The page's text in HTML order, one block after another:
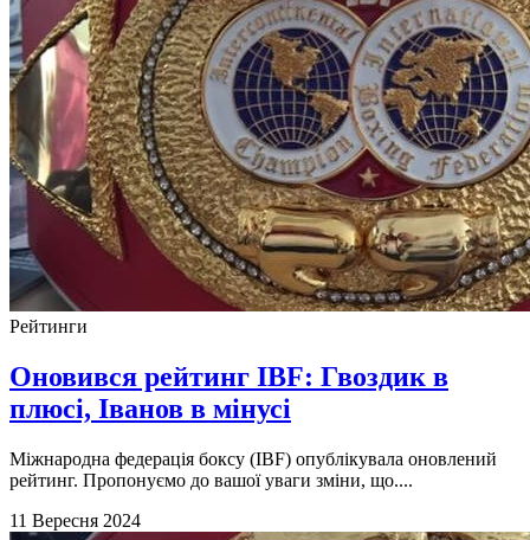
Рейтинги
Оновився рейтинг IBF: Гвоздик в
плюсі, Іванов в мінусі
Міжнародна федерація боксу (IBF) опублікувала оновлений
рейтинг. Пропонуємо до вашої уваги зміни, що....
11 Вересня 2024